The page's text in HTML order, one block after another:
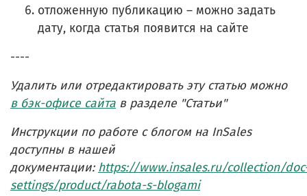
отложенную публикацию – можно задать
дату, когда статья появится на сайте
----
Удалить или отредактировать эту статью можно
в бэк-офисе сайта в разделе "Статьи"
Инструкции по работе с блогом на InSales
доступны в нашей
документации:https://www.insales.ru/collection/
settings/product/rabota-s-blogami